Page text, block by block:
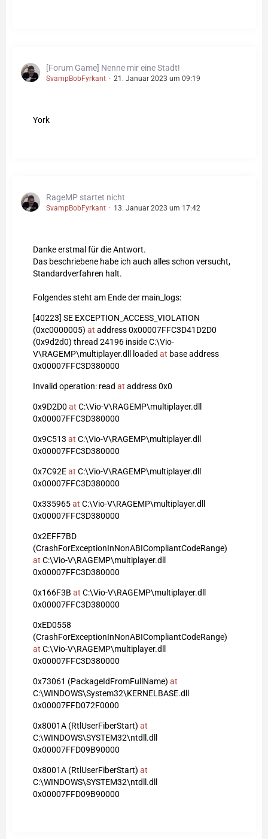
[Forum Game] Nenne mir eine Stadt!
SvampBobFyrkant 21. Januar 2023 um 09:19
York
RageMP startet nicht
SvampBobFyrkant 13. Januar 2023 um 17:42
Danke erstmal für die Antwort.
Das beschriebene habe ich auch alles schon versucht,
Standardverfahren halt.
Folgendes steht am Ende der main_logs:
[40223] SE EXCEPTION_ACCESS_VIOLATION
(0xc0000005) at address 0x00007FFC3D41D2D0
(0x9d2d0) thread 24196 inside C:\Vio-
V\RAGEMP\multiplayer.dll loaded at base address
0x00007FFC3D380000
Invalid operation: read at address 0x0
0x9D2D0 at C:\Vio-V\RAGEMP\multiplayer.dll
0x00007FFC3D380000
0x9C513 at C:\Vio-V\RAGEMP\multiplayer.dll
0x00007FFC3D380000
0x7C92Eat C:\Vio-V\RAGEMP\multiplayer.dll
0x00007FFC3D380000
0x335965at C:\Vio-V\RAGEMP\multiplayer.dll
0x00007FFC3D380000
0x2EFF7BD
(CrashForExceptionInNonABICompliantCodeRange)
at C:\Vio-V\RAGEMP\multiplayer.dll
0x00007FFC3D380000
0x166F3B at C:\Vio-V\RAGEMP\multiplayer.dll
0x00007FFC3D380000
0xED0558
(CrashForExceptionInNonABICompliantCodeRange)
at C:\Vio-V\RAGEMP\multiplayer.dll
0x00007FFC3D380000
0x73061 (PackageIdFromFullName) at
C:\WINDOWS\System32\KERNELBASE.dll
0x00007FFD072F0000
0x8001A (RtlUserFiberStart) at
C:\WINDOWS\SYSTEM32\ntdll.dll
0x00007FFD09B90000
0x8001A (RtlUserFiberStart) at
C:\WINDOWS\SYSTEM32\ntdll.dll
0x00007FFD09B90000